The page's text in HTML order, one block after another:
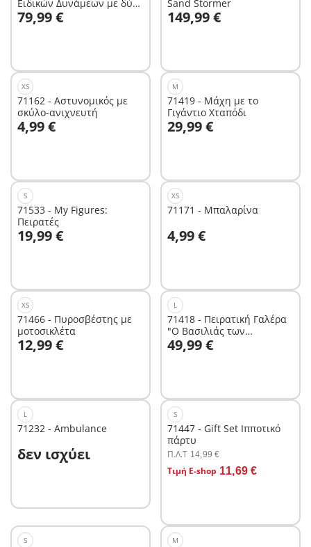
Ειδικών Δυνάμεων με δύο
έλικες
79,99 €
Στο καλάθι
Sand Stormer
149,99 €
Στο καλάθι
XS
71162 - Αστυνομικός με
σκύλο-ανιχνευτή
4,99 €
Στο καλάθι
M
71419 - Μάχη με το
Γιγάντιο Χταπόδι
29,99 €
Στο καλάθι
S
71533 - My Figures:
Πειρατές
19,99 €
Στο καλάθι
XS
71171 - Μπαλαρίνα
4,99 €
XS
71466 - Πυροσβέστης με
μοτοσικλέτα
12,99 €
Στο καλάθι
L
71418 - Πειρατική Γαλέρα
"Ο Βασιλιάς των
Πειρατών"
49,99 €
Στο καλάθι
L
71232 - Ambulance
δεν ισχύει
S
71447 - Gift Set Ιπποτικό
πάρτυ
Π.Λ.T 14,99 €
Τιμή E-shop 11,69 €
S M